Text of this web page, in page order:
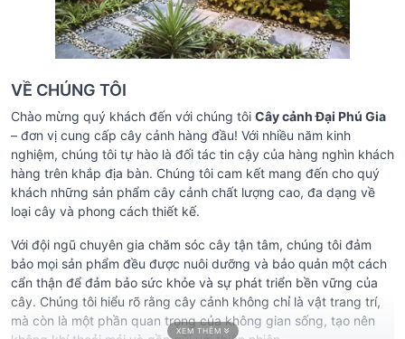
VỀ CHÚNG TÔI
Chào mừng quý khách đến với chúng tôi Cây cảnh Đại Phú Gia
– đơn vị cung cấp cây cảnh hàng đầu! Với nhiều năm kinh
nghiệm, chúng tôi tự hào là đối tác tin cậy của hàng nghìn khách
hàng trên khắp địa bàn. Chúng tôi cam kết mang đến cho quý
khách những sản phẩm cây cảnh chất lượng cao, đa dạng về
loại cây và phong cách thiết kế.
Với đội ngũ chuyên gia chăm sóc cây tận tâm, chúng tôi đảm
bảo mọi sản phẩm đều được nuôi dưỡng và bảo quản một cách
cẩn thận để đảm bảo sức khỏe và sự phát triển bền vững của
cây. Chúng tôi hiểu rõ rằng cây cảnh không chỉ là vật trang trí,
mà còn là một phần quan trọng của không gian sống, tạo nên
XEM THÊM